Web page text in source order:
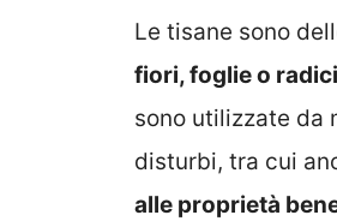
Le tisane sono
fiori, foglie o
sono utilizzate da
disturbi, tra cui
alle proprietà